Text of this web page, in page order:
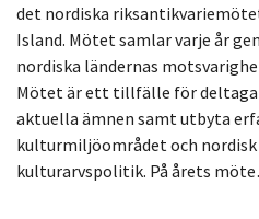
det nordiska
Island. Mötet samlar varje år
nordiska ländernas
Mötet är ett tillfälle för
aktuella ämnen samt utbyta
kulturmiljöområdet och nordisk
kulturarvspolitik. På årets